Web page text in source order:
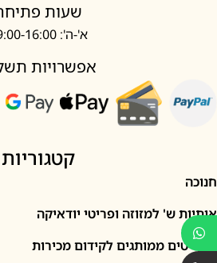
שעות פתיחה
אפשרויות תשלום
קטגוריות
למזוזה ופריטי יודאיקה
ממותגים לקידום מכירות